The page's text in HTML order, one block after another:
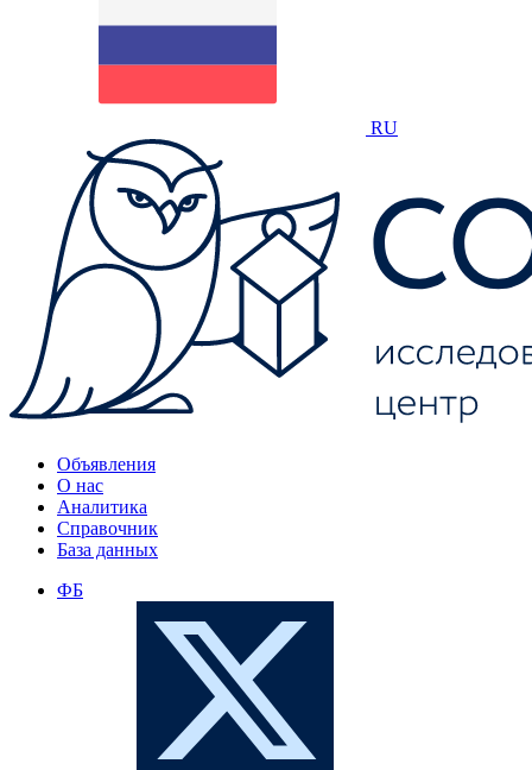
RU
Объявления
О нас
Аналитика
Справочник
База данных
ФБ